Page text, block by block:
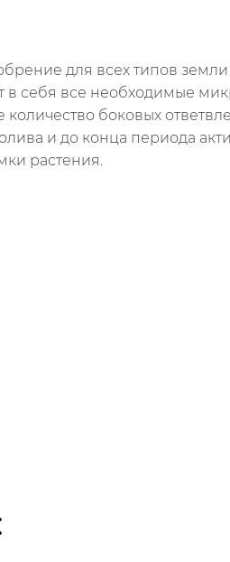
для всех типов
в себя все необходимые
боковых
и до конца периода
растения.